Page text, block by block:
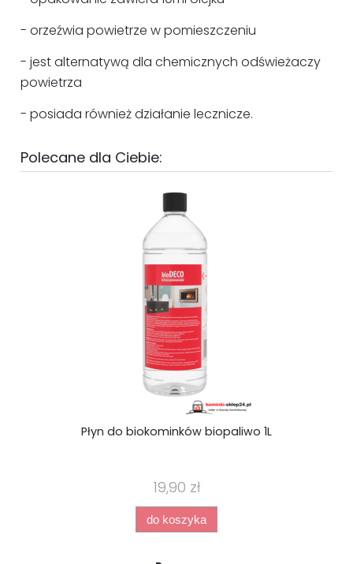
- orzeźwia powietrze w pomieszczeniu
- jest alternatywą dla chemicznych odświeżaczy
powietrza
- posiada również działanie lecznicze.
Polecane dla Ciebie:
Płyn do biokominków biopaliwo 1L
19,90 zł
do koszyka